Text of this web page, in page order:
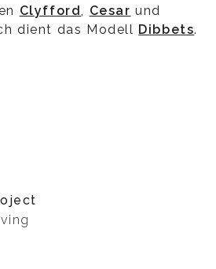
Clyfford, Cesar und
dient das Modell Dibbets.